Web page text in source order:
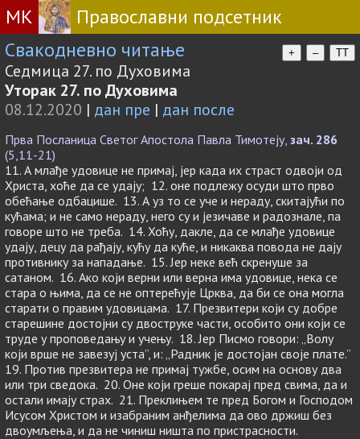
МК
Православни подсетник
Свакодневно читање
+ – TT
Седмица 27. по Духовима
Уторак 27. по Духовима
08.12.2020 | дан пре | дан после
Прва Посланица Светог Апостола Павла Тимотеју, зач. 286
(5,11-21)
11. А млађе удовице не примај, јер када их страст одвоји од
Христа, хоће да се удају; 12. оне подлежу осуди што прво
обећање одбацише. 13. А уз то се уче и нераду, скитајући по
кућама; и не само нераду, него су и језичаве и радознале, па
говоре што не треба. 14. Хоћу, дакле, да се млађе удовице
удају, децу да рађају, кућу да куће, и никаква повода не дају
противнику за нападање. 15. Јер неке већ скренуше за
сатаном. 16. Ако који верни или верна има удовице, нека се
стара о њима, да се не оптерећује Црква, да би се она могла
старати о правим удовицама. 17. Презвитери који су добре
старешине достојни су двоструке части, особито они који се
труде у проповедању и учењу. 18. Јер Писмо говори: „Волу
који врше не завезуј уста”, и: „Радник је достојан своје плате.”
19. Против презвитера не примај тужбе, осим на основу два
или три сведока. 20. Оне који греше покарај пред свима, да и
остали имају страх. 21. Преклињем те пред Богом и Господом
Исусом Христом и изабраним анђелима да ово држиш без
двоумљења, и да не чиниш ништа по пристрасности.